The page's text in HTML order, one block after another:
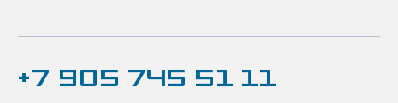
+7 905 745 51 11